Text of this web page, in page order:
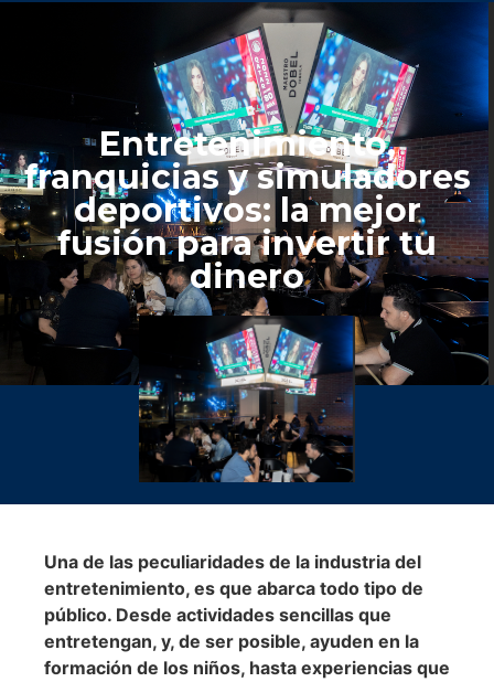
Entretenimiento,
franquicias y simuladores
deportivos: la mejor
fusión para invertir tu
dinero
Una de las peculiaridades de la industria del
entretenimiento, es que abarca todo tipo de
público. Desde actividades sencillas que
entretengan, y, de ser posible, ayuden en la
formación de los niños, hasta experiencias que